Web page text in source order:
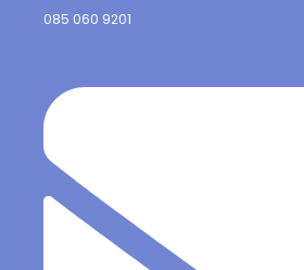
085 060 9201